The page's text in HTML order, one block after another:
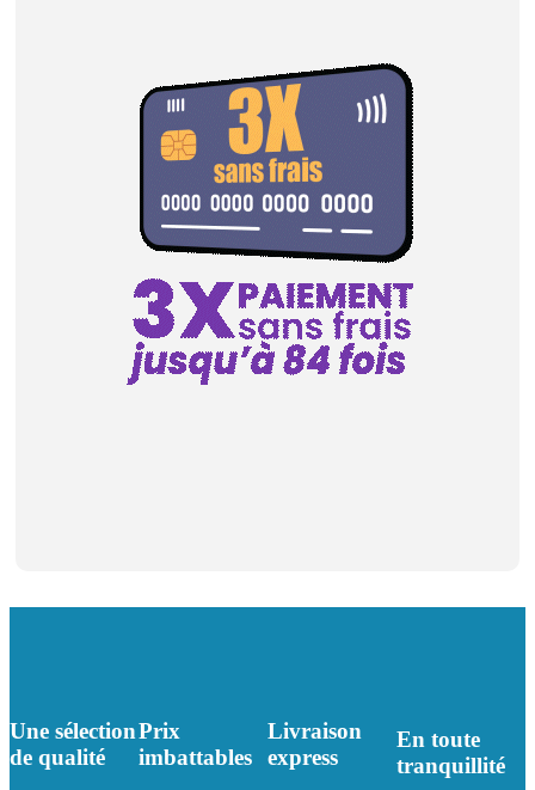
Une sélection
de qualité
Prix
imbattables
Livraison
express
En toute
tranquillité